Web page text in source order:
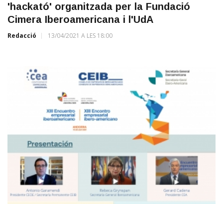
'hackató' organitzada per la Fundació
Cimera Iberoamericana i l'UdA
Redacció 13/04/2021 A LES 18:00